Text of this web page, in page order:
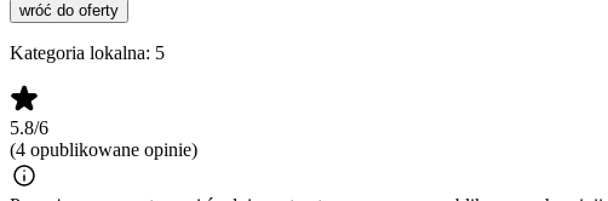
wróć do oferty
Kategoria lokalna: 5
5.8/6
(4 opublikowane opinie)